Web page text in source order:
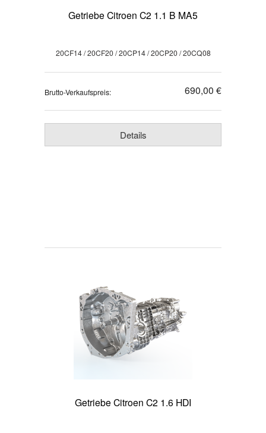
Getriebe Citroen C2 1.1 B MA5
20CF14 / 20CF20 / 20CP14 / 20CP20 / 20CQ08
Brutto-Verkaufspreis: 690,00 €
Details
Getriebe Citroen C2 1.6 HDI